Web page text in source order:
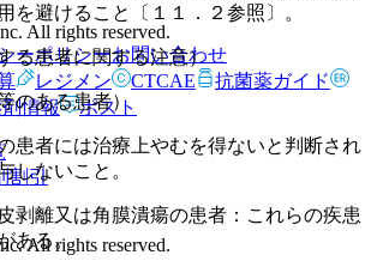
避けること〔１１．２参照〕。
る患者に関する注意）
のある患者）
者には治療上やむを得ないと判断され
しないこと。
離又は角膜潰瘍の患者：これらの疾患
ある。
All rights reserved.
ーポリシーお問い合わせ
レジメン CTCAE
抗菌薬ガイド
情報 ポスト
割引
All rights reserved.